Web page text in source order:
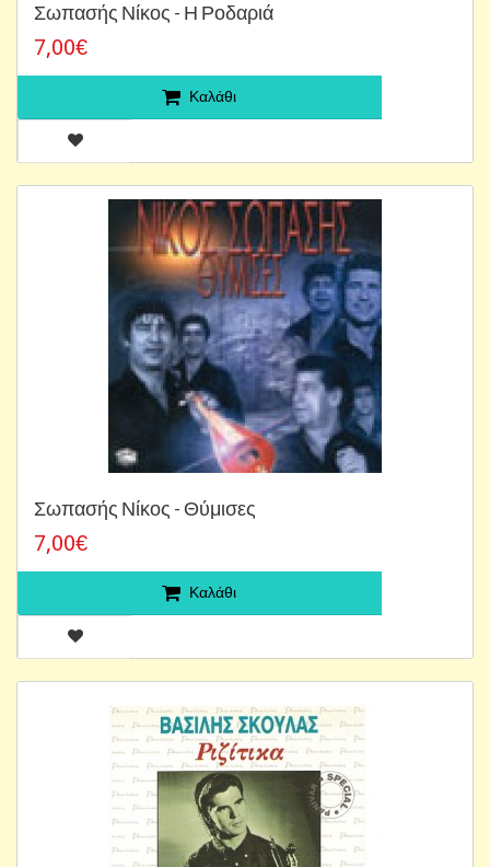
Σωπασής Νίκος - Η Ροδαριά
7,00€
Καλάθι
Σωπασής Νίκος - Θύμισες
7,00€
Καλάθι